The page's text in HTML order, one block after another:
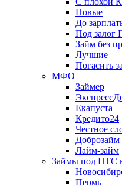
Новые
До
Под залог
Займ без
Лучшие
Погасить
МФО
Займер
Екапуста
Кредито24
Честное
Доброзайм
Лайм-займ
Займы под ПТС
Пермь